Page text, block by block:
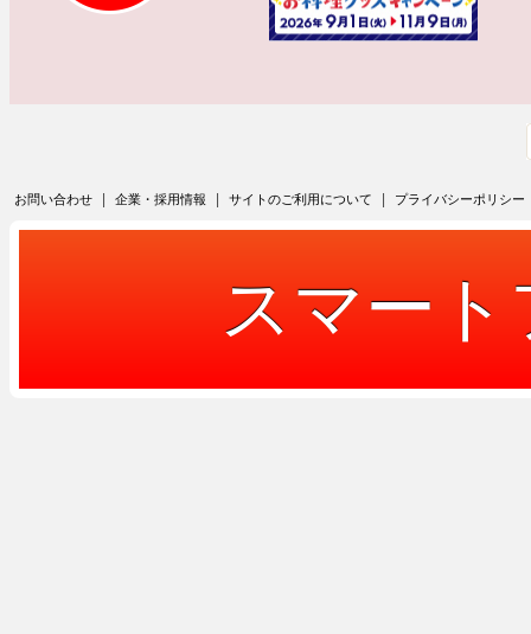
お問い合わせ 企業・採用情報 サイトのご利用について プライバシーポリシー
スマート